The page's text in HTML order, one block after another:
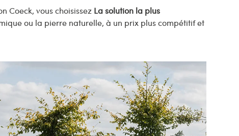
Coeck, vous choisissez La solution la plus
ou la pierre naturelle, à un prix plus compétitif et